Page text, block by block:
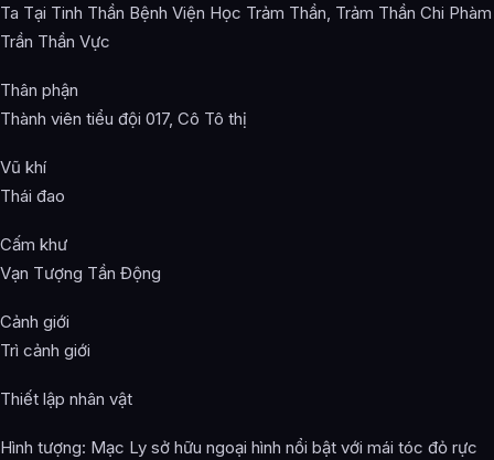
Ta Tại Tinh Thần Bệnh Viện Học Trảm Thần, Trảm Thần Chi Phàm
Trần Thần Vực
Thân phận
Thành viên tiểu đội 017, Cô Tô thị
Vũ khí
Thái đao
Cấm khư
Vạn Tượng Tần Động
Cảnh giới
Trì cảnh giới
Thiết lập nhân vật
Hình tượng: Mạc Ly sở hữu ngoại hình nổi bật với mái tóc đỏ rực